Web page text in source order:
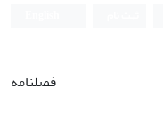
فصلنامه